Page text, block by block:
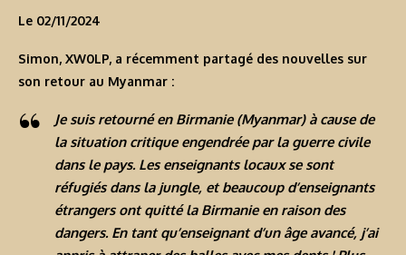
Le 02/11/2024
Simon, XW0LP, a récemment partagé des nouvelles sur
son retour au Myanmar :
Je suis retourné en Birmanie (Myanmar) à cause de
la situation critique engendrée par la guerre civile
dans le pays. Les enseignants locaux se sont
réfugiés dans la jungle, et beaucoup d’enseignants
étrangers ont quitté la Birmanie en raison des
dangers. En tant qu’enseignant d’un âge avancé, j’ai